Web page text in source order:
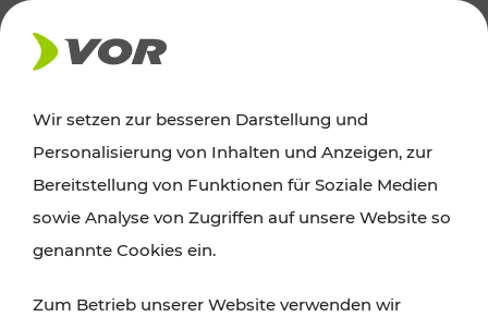
AKTUELLES
Ausflugstipps
Wien, Niederösterreich und das Burgenland
Wanderungen, Kultur und Gastronomie,
Wir setzen zur besseren Darstellung und
Personalisierung von Inhalten und Anzeigen, zur
Bereitstellung von Funktionen für Soziale Medien
sowie Analyse von Zugriffen auf unsere Website so
genannte Cookies ein.
Zum Betrieb unserer Website verwenden wir